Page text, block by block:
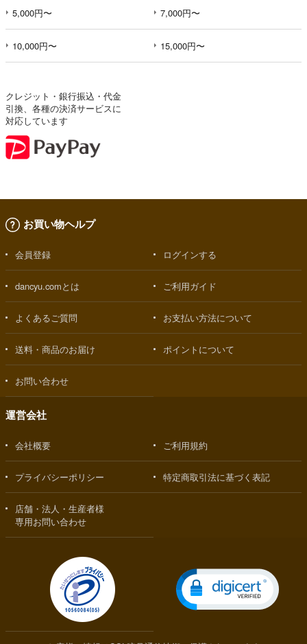
5,000円〜 7,000円〜
10,000円〜 15,000円〜
クレジット・銀行振込・代金
引換、各種の決済サービスに
対応しています
お買い物ヘルプ
会員登録 ログインする
dancyu.comとは ご利用ガイド
よくあるご質問 お支払い方法について
送料・商品のお届け ポイントについて
お問い合わせ
運営会社
会社概要 ご利用規約
プライバシーポリシー 特定商取引法に基づく表記
店舗・法人・生産者様
専用お問い合わせ